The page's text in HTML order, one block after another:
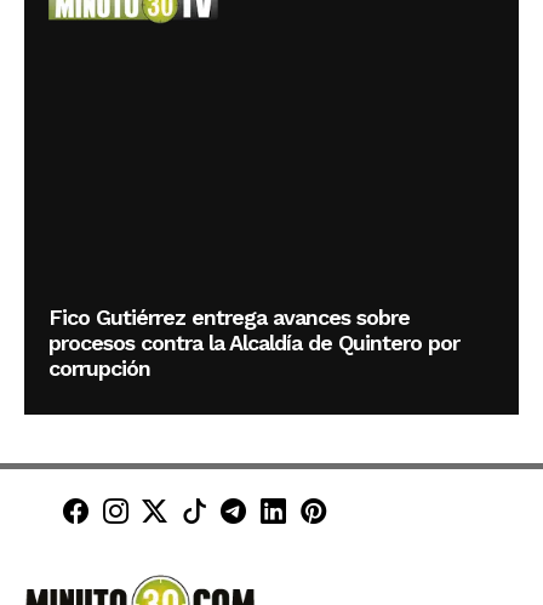
Fico Gutiérrez entrega avances sobre
procesos contra la Alcaldía de Quintero por
corrupción
Minuto30 en Facebook
Minuto30 en Instagram
Minuto30 en X (Twitter)
Minuto30 en TikTok
Canal de Minuto30 en
Minuto30 en LinkedIn
Minuto30 en